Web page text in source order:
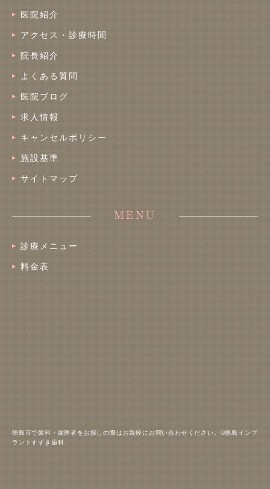
医院紹介
アクセス・診療時間
院長紹介
よくある質問
医院ブログ
求人情報
キャンセルポリシー
施設基準
サイトマップ
MENU
診療メニュー
料金表
徳島市で歯科・歯医者をお探しの際はお気軽にお問い合わせください。©徳島インプ
ラントすずき歯科